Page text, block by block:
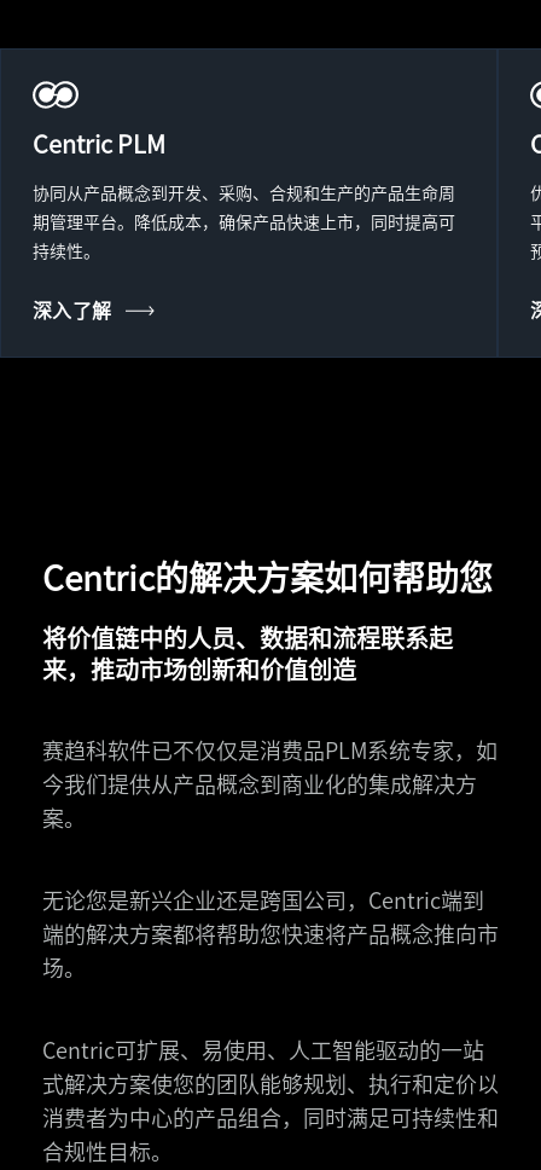
Centric PLM
协同从产品概念到开发、采购、合规和生产的产品生命周
期管理平台。降低成本，确保产品快速上市，同时提高可
持续性。
深入了解
Centric的解决方案如何帮助您
将价值链中的人员、数据和流程联系起
来，推动市场创新和价值创造
赛趋科软件已不仅仅是消费品PLM系统专家，如
今我们提供从产品概念到商业化的集成解决方
案。
无论您是新兴企业还是跨国公司，Centric端到
端的解决方案都将帮助您快速将产品概念推向市
场。
Centric可扩展、易使用、人工智能驱动的一站
式解决方案使您的团队能够规划、执行和定价以
消费者为中心的产品组合，同时满足可持续性和
合规性目标。